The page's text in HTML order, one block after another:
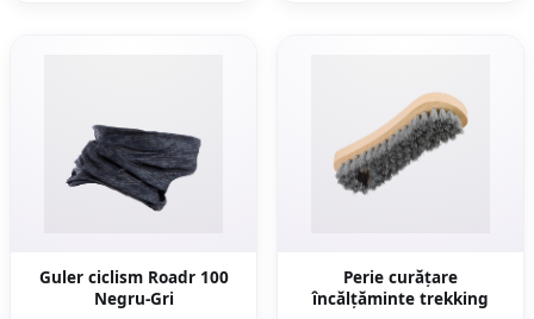
Guler ciclism Roadr 100
Negru-Gri
Perie curățare
încălțăminte trekking